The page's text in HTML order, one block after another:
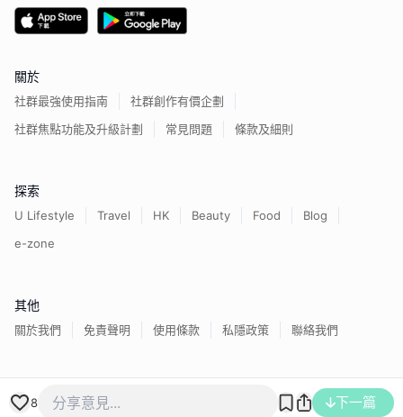
8 下一篇
關於
社群最強使用指南
社群創作有價企劃
社群焦點功能及升級計劃
常見問題 條款及細則
探索
U Lifestyle Travel HK Beauty Food
Blog
e-zone
其他
關於我們 免責聲明 使用條款 私隱政策 聯絡我們
香港經濟日報版權所有©